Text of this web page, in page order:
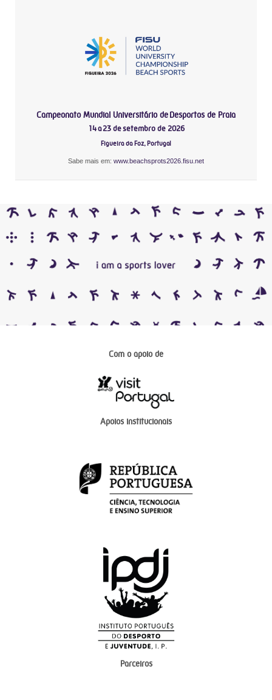
Campeonato Mundial Universitário de Desportos de Praia
14 a 23 de setembro de 2026
Figueira da Foz, Portugal
Sabe mais em: www.beachsprots2026.fisu.net
Com o apoio de
Apoios institucionais
Parceiros